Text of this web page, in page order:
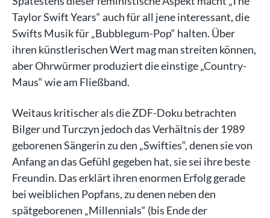
Taylor Swift Years“ auch für all jene interessant, die
Swifts Musik für „Bubblegum-Pop“ halten. Über
ihren künstlerischen Wert mag man streiten können,
aber Ohrwürmer produziert die einstige „Country-
Maus“ wie am Fließband.
Weitaus kritischer als die ZDF-Doku betrachten
Bilger und Turczyn jedoch das Verhältnis der 1989
geborenen Sängerin zu den „Swifties“, denen sie von
Anfang an das Gefühl gegeben hat, sie sei ihre beste
Freundin. Das erklärt ihren enormen Erfolg gerade
bei weiblichen Popfans, zu denen neben den
spätgeborenen „Millennials“ (bis Ende der